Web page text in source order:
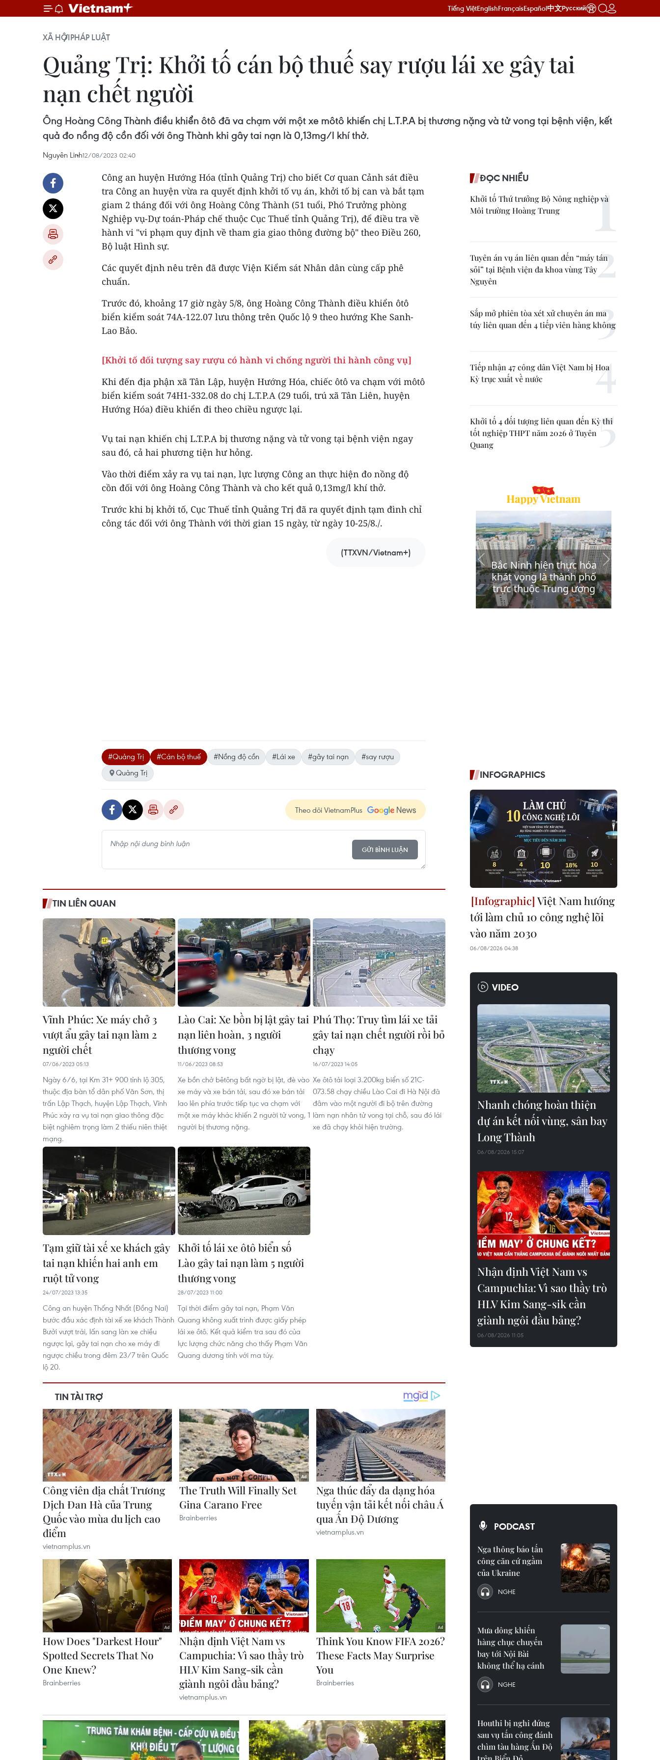
Tiếng ViệtEnglishFrançaisEspañol中文Русский
XÃ HỘIPHÁP LUẬT
Quảng Trị: Khởi tố cán bộ thuế say rượu lái xe gây tai
nạn chết người
Ông Hoàng Công Thành điều khiển ôtô đã va chạm với một xe môtô khiến chị L.T.P.A bị thương nặng và tử vong tại bệnh viện, kết
quả đo nồng độ cồn đối với ông Thành khi gây tai nạn là 0,13mg/l khí thở.
Nguyên Linh12/08/2023 02:40
Công an huyện Hướng Hóa (tỉnh Quảng Trị) cho biết Cơ quan Cảnh sát điều
tra Công an huyện vừa ra quyết định khởi tố vụ án, khởi tố bị can và bắt tạm
giam 2 tháng đối với ông Hoàng Công Thành (51 tuổi, Phó Trưởng phòng
Nghiệp vụ-Dự toán-Pháp chế thuộc Cục Thuế tỉnh Quảng Trị), để điều tra về
hành vi "vi phạm quy định về tham gia giao thông đường bộ" theo Điều 260,
Bộ luật Hình sự.
Các quyết định nêu trên đã được Viện Kiểm sát Nhân dân cùng cấp phê
chuẩn.
Trước đó, khoảng 17 giờ ngày 5/8, ông Hoàng Công Thành điều khiển ôtô
biển kiểm soát 74A-122.07 lưu thông trên Quốc lộ 9 theo hướng Khe Sanh-
Lao Bảo.
[Khởi tố đối tượng say rượu có hành vi chống người thi hành công vụ]
Khi đến địa phận xã Tân Lập, huyện Hướng Hóa, chiếc ôtô va chạm với môtô
biển kiểm soát 74H1-332.08 do chị L.T.P.A (29 tuổi, trú xã Tân Liên, huyện
Hướng Hóa) điều khiển đi theo chiều ngược lại.
Vụ tai nạn khiến chị L.T.P.A bị thương nặng và tử vong tại bệnh viện ngay
sau đó, cả hai phương tiện hư hỏng.
Vào thời điểm xảy ra vụ tai nạn, lực lượng Công an thực hiện đo nồng độ
cồn đối với ông Hoàng Công Thành và cho kết quả 0,13mg/l khí thở.
Trước khi bị khởi tố, Cục Thuế tỉnh Quảng Trị đã ra quyết định tạm đình chỉ
công tác đối với ông Thành với thời gian 15 ngày, từ ngày 10-25/8./.
(TTXVN/Vietnam+)
#Quảng Trị #Cán bộ thuế #Nồng độ cồn #Lái xe #gây tai nạn
#say rượu
Quảng Trị
Theo dõi VietnamPlus
GỬI BÌNH LUẬN
TIN LIÊN QUAN
Vĩnh Phúc: Xe máy chở 3
vượt ẩu gây tai nạn làm 2
người chết
07/06/2023 05:13
Ngày 6/6, tại Km 31+ 900 tỉnh lộ 305,
thuộc địa bàn tổ dân phố Văn Sơn, thị
trấn Lập Thạch, huyện Lập Thạch, Vĩnh
Phúc xảy ra vụ tai nạn giao thông đặc
biệt nghiêm trọng làm 2 thiếu niên thiệt
mạng.
Lào Cai: Xe bồn bị lật gây tai
nạn liên hoàn, 3 người
thương vong
11/06/2023 08:53
Xe bồn chở bêtông bất ngờ bị lật, đè vào
xe máy và xe bán tải, sau đó xe bán tải
lao lên phía trước tiếp tục va chạm với
một xe máy khác khiến 2 người tử vong, 1
người bị thương nặng.
Phú Thọ: Truy tìm lái xe tải
gây tai nạn chết người rồi bỏ
chạy
16/07/2023 14:05
Xe ôtô tải loại 3.200kg biển số 21C-
073.58 chạy chiều Lào Cai đi Hà Nội đã
đâm vào một người đi bộ trên đường
làm nạn nhân tử vong tại chỗ, sau đó lái
xe đã chạy khỏi hiện trường.
Tạm giữ tài xế xe khách gây
tai nạn khiến hai anh em
ruột tử vong
24/07/2023 13:35
Công an huyện Thống Nhất (Đồng Nai)
bước đầu xác định tài xế xe khách Thành
Bưởi vượt trái, lấn sang làn xe chiều
ngược lại, gây tai nạn cho xe máy đi
ngược chiều trong đêm 23/7 trên Quốc
lộ 20.
Khởi tố lái xe ôtô biển số
Lào gây tai nạn làm 5 người
thương vong
28/07/2023 11:00
Tại thời điểm gây tai nạn, Phạm Văn
Quang không xuất trình được giấy phép
lái xe ôtô. Kết quả kiểm tra sau đó của
lực lượng chức năng cho thấy Phạm Văn
Quang dương tính với ma túy.
ĐỌC NHIỀU
Khởi tố Thứ trưởng Bộ Nông nghiệp và
Môi trường Hoàng Trung
Tuyên án vụ án liên quan đến “máy tán
sỏi” tại Bệnh viện đa khoa vùng Tây
Nguyên
Sắp mở phiên tòa xét xử chuyên án ma
túy liên quan đến 4 tiếp viên hàng không
Tiếp nhận 47 công dân Việt Nam bị Hoa
Kỳ trục xuất về nước
Khởi tố 4 đối tượng liên quan đến Kỳ thi
tốt nghiệp THPT năm 2026 ở Tuyên
Quang
INFOGRAPHICS
Việt Nam hướng
tới làm chủ 10 công nghệ lõi
vào năm 2030
06/08/2026 04:38
VIDEO
Nhanh chóng hoàn thiện
dự án kết nối vùng, sân bay
Long Thành
06/08/2026 15:07
Nhận định Việt Nam vs
Campuchia: Vì sao thầy trò
HLV Kim Sang-sik cần
giành ngôi đầu bảng?
06/08/2026 11:05
PODCAST
Nga thông báo tấn
công căn cứ ngầm
của Ukraine
NGHE
Mưa dông khiến
hàng chục chuyến
bay tới Nội Bài
không thể hạ cánh
NGHE
Houthi bị nghi đứng
sau vụ tấn công đánh
chìm tàu hàng Ấn Độ